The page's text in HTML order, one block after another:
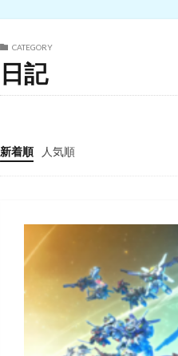
CATEGORY
日記
新着順 人気順